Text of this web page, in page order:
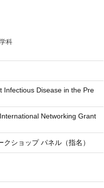
科
Infectious Disease in the Pre
Networking Grant
クショップ パネル（指名）